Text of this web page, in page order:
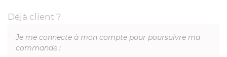
Déjà client ?
Je me connecte à mon compte pour poursuivre ma
commande :